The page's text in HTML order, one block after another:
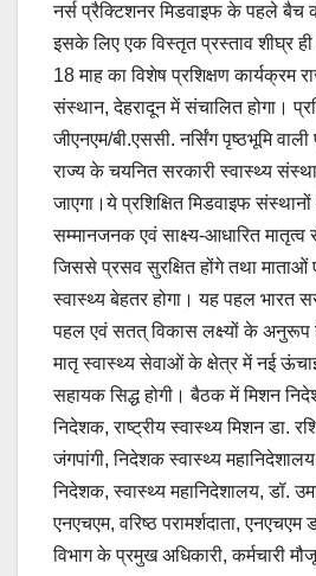
नर्स प्रैक्टिशनर मिडवाइफ के पहले बैच
इसके लिए एक विस्तृत प्रस्ताव शीघ्र ही
18 माह का विशेष प्रशिक्षण कार्यक्रम
संस्थान, देहरादून में संचालित होगा।
जीएनएम/बी.एससी. नर्सिंग पृष्ठभूमि वाली
राज्य के चयनित सरकारी स्वास्थ्य
जाएगा।ये प्रशिक्षित मिडवाइफ संस्थानों
सम्मानजनक एवं साक्ष्य-आधारित मातृत्व
जिससे प्रसव सुरक्षित होंगे तथा
स्वास्थ्य बेहतर होगा। यह पहल भारत
पहल एवं सतत् विकास लक्ष्यों के अनुरूप
मातृ स्वास्थ्य सेवाओं के क्षेत्र में नई
सहायक सिद्ध होगी। बैठक में मिशन
निदेशक, राष्ट्रीय स्वास्थ्य मिशन डा.
जंगपांगी, निदेशक स्वास्थ्य महानिदेशालय,
निदेशक, स्वास्थ्य महानिदेशालय, डॉ.
एनएचएम, वरिष्ठ परामर्शदाता, एनएचएम
विभाग के प्रमुख अधिकारी, कर्मचारी